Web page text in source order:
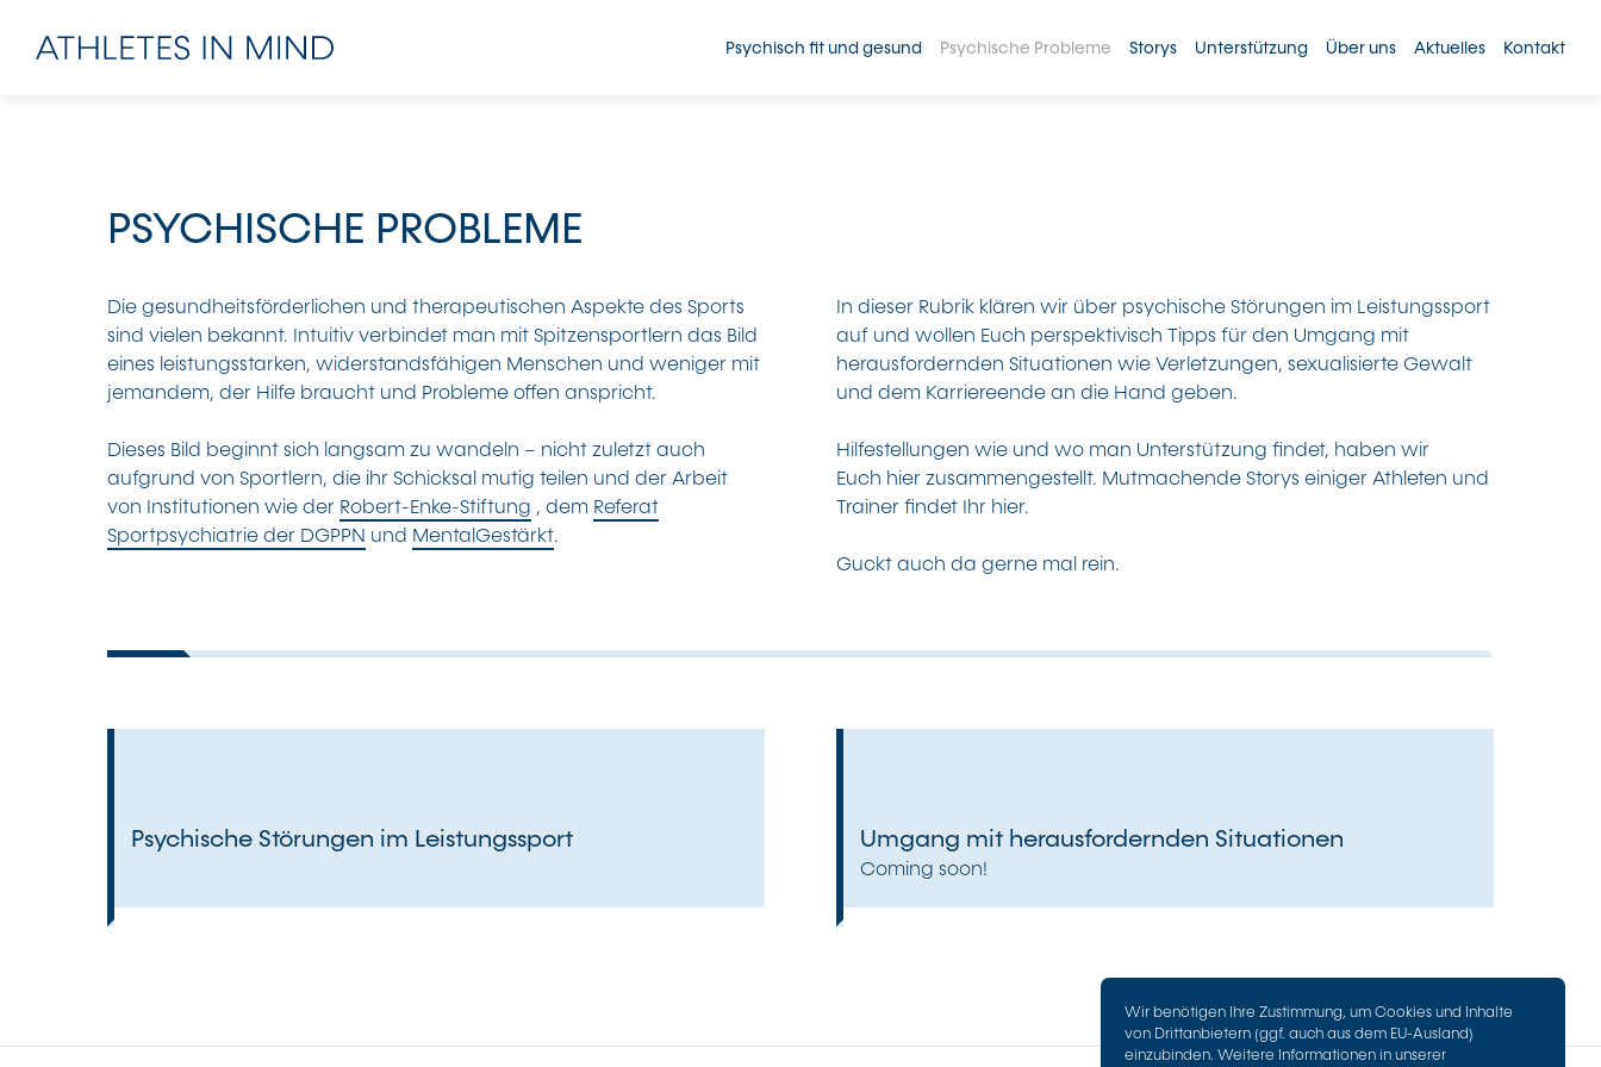
Psychisch fit und gesund Psychische Probleme Storys Unterstützung Über uns Aktuelles Kontakt
PSYCHISCHE PROBLEME
Die gesundheitsförderlichen und therapeutischen Aspekte des Sports
sind vielen bekannt. Intuitiv verbindet man mit Spitzensportlern das Bild
eines leistungsstarken, widerstandsfähigen Menschen und weniger mit
jemandem, der Hilfe braucht und Probleme offen anspricht.
Dieses Bild beginnt sich langsam zu wandeln – nicht zuletzt auch
aufgrund von Sportlern, die ihr Schicksal mutig teilen und der Arbeit
von Institutionen wie der Robert-Enke-Stiftung , dem Referat
Sportpsychiatrie der DGPPN und MentalGestärkt.
In dieser Rubrik klären wir über psychische Störungen im Leistungssport
auf und wollen Euch perspektivisch Tipps für den Umgang mit
herausfordernden Situationen wie Verletzungen, sexualisierte Gewalt
und dem Karriereende an die Hand geben.
Hilfestellungen wie und wo man Unterstützung findet, haben wir
Euch hier zusammengestellt. Mutmachende Storys einiger Athleten und
Trainer findet Ihr hier.
Guckt auch da gerne mal rein.
Psychische Störungen im Leistungssport Umgang mit herausfordernden Situationen
Coming soon!
Wir benötigen Ihre Zustimmung, um Cookies und Inhalte
von Drittanbietern (ggf. auch aus dem EU-Ausland)
einzubinden. Weitere Informationen in unserer